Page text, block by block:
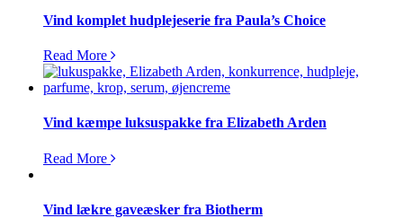
Vind komplet hudplejeserie fra Paula’s Choice
Read More
Vind kæmpe luksuspakke fra Elizabeth Arden
Read More
Vind lækre gaveæsker fra Biotherm